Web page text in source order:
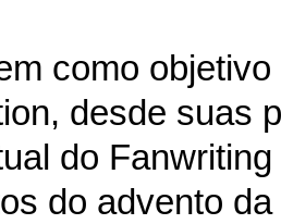
como
desde suas
do
do advento